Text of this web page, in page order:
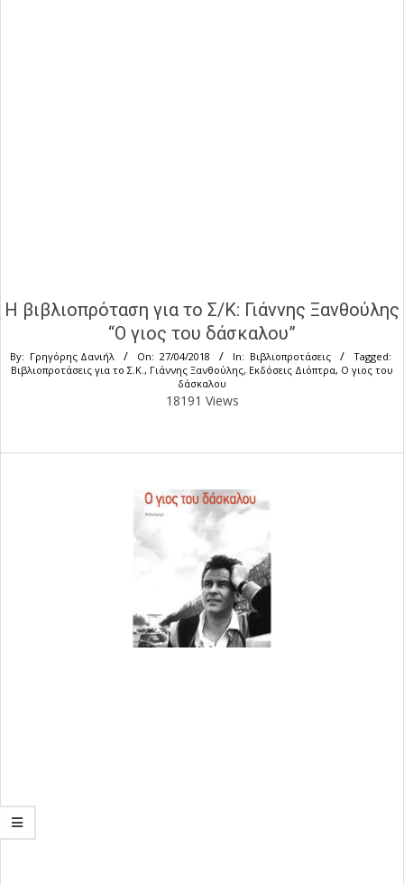
Η βιβλιοπρόταση για το Σ/Κ: Γιάννης Ξανθούλης
“Ο γιος του δάσκαλου”
By: Γρηγόρης Δανιήλ On: 27/04/2018 In: Βιβλιοπροτάσεις
Tagged:
Βιβλιοπροτάσεις για το Σ.Κ., Γιάννης Ξανθούλης, Εκδόσεις Διόπτρα, Ο γιος του
δάσκαλου
18191 Views